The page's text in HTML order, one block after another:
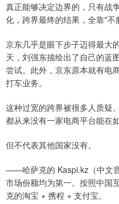
真正能够决定边界的，只有战
化，跨界最终的结果，全靠"不
京东几乎是眼下步子迈得最大
天，刘强东描绘出了自己的蓝
尝试。此外，京东原本就有电
打车业务。
这种过宽的跨界被很多人质疑
都从来没有一家电商平台能在
但不代表其他国家没有。
——哈萨克的 Kaspi.kz（中文
市场份额均为第一。按照中国
克的淘宝 + 携程 + 支付宝。